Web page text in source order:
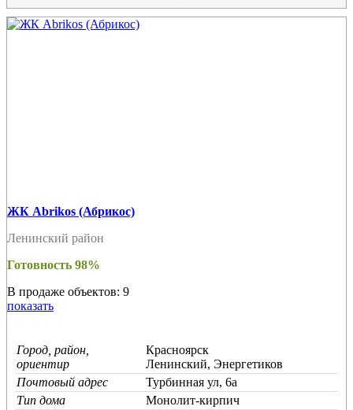
ЖК Abrikos (Абрикос)
Ленинский район
Готовность 98%
В продаже объектов: 9
показать
Город, район,
ориентир
Красноярск
Ленинский, Энергетиков
Почтовый адрес
Турбинная ул, 6а
Тип дома
Монолит-кирпич